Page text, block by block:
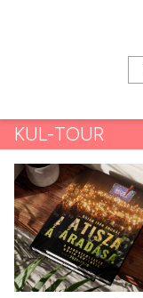
KUL-TOUR